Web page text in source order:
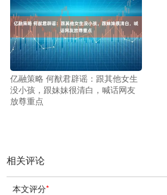
亿融策略 何猷君辟谣：跟其他女生
没小孩，跟妹妹很清白，喊话网友
放尊重点
相关评论
本文评分*